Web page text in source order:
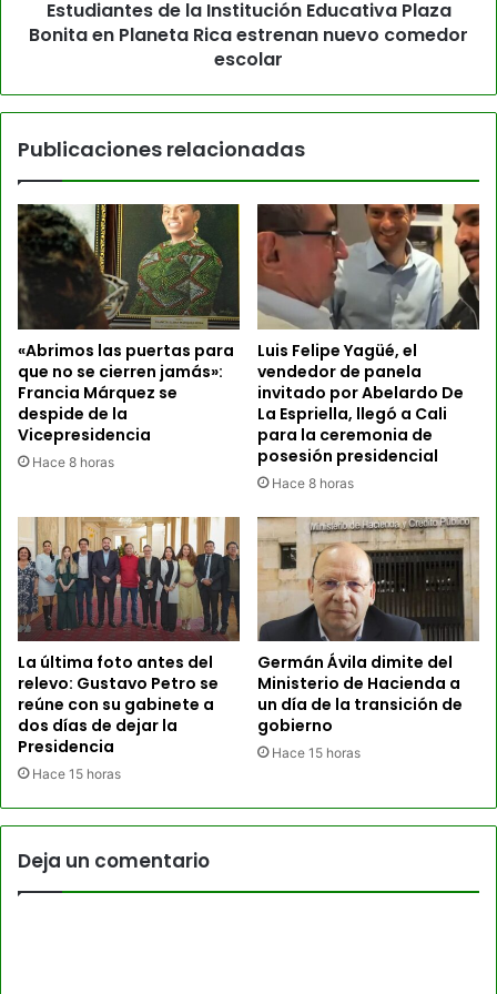
Estudiantes de la Institución Educativa Plaza
Bonita en Planeta Rica estrenan nuevo comedor
escolar
Publicaciones relacionadas
«Abrimos las puertas para
que no se cierren jamás»:
Francia Márquez se
despide de la
Vicepresidencia
Hace 8 horas
Luis Felipe Yagüé, el
vendedor de panela
invitado por Abelardo De
La Espriella, llegó a Cali
para la ceremonia de
posesión presidencial
Hace 8 horas
La última foto antes del
relevo: Gustavo Petro se
reúne con su gabinete a
dos días de dejar la
Presidencia
Hace 15 horas
Germán Ávila dimite del
Ministerio de Hacienda a
un día de la transición de
gobierno
Hace 15 horas
Deja un comentario